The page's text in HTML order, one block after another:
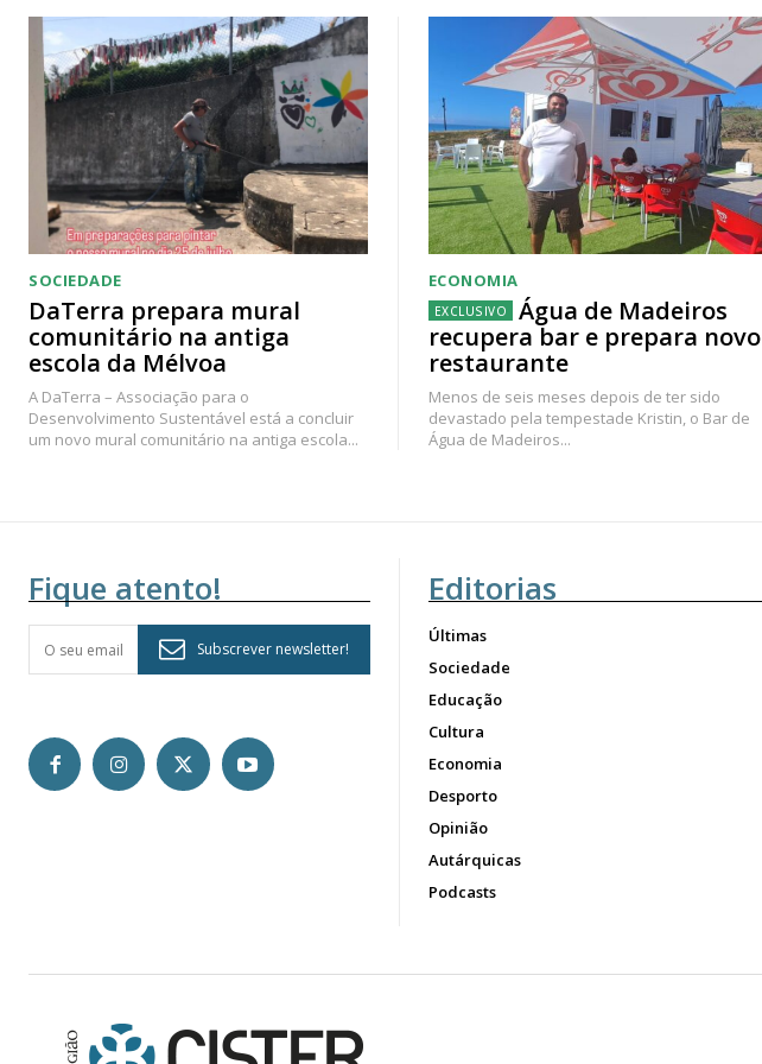
SOCIEDADE
DaTerra prepara mural
comunitário na antiga
escola da Mélvoa
A DaTerra – Associação para o
Desenvolvimento Sustentável está a concluir
um novo mural comunitário na antiga escola...
ECONOMIA
Água de Madeiros
recupera bar e prepara novo
restaurante
Menos de seis meses depois de ter sido
devastado pela tempestade Kristin, o Bar de
Água de Madeiros...
Fique atento!
Subscrever newsletter!
Editorias
Últimas
Sociedade
Educação
Cultura
Economia
Desporto
Opinião
Autárquicas
Podcasts